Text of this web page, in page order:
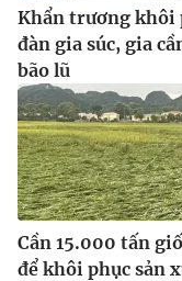
Khẩn trương khôi
đàn gia súc, gia
bão lũ
Cần 15.000 tấn
để khôi phục sản